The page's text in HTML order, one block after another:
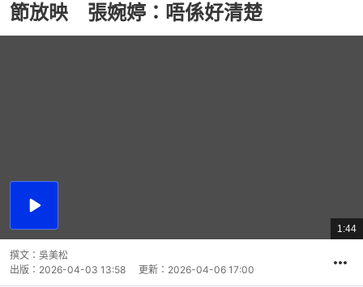
節放映 張婉婷：唔係好清楚
播
總
共
1:44
撰文： 吳美松
出版： 2026-04-03 13:58 更新： 2026-04-06 17:00